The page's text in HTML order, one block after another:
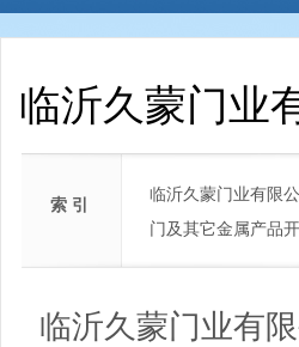
临沂久蒙门业
索 引
临沂久蒙门业有限
门及其它金属产品
临沂久蒙门业有